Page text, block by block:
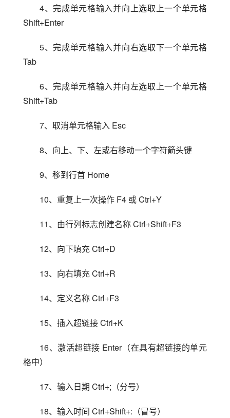
4、完成单元格输入并向上选取上一个单元格
Shift+Enter
5、完成单元格输入并向右选取下一个单元格
Tab
6、完成单元格输入并向左选取上一个单元格
Shift+Tab
7、取消单元格输入 Esc
8、向上、下、左或右移动一个字符箭头键
9、移到行首 Home
10、重复上一次操作 F4 或 Ctrl+Y
11、由行列标志创建名称 Ctrl+Shift+F3
12、向下填充 Ctrl+D
13、向右填充 Ctrl+R
14、定义名称 Ctrl+F3
15、插入超链接 Ctrl+K
16、激活超链接 Enter（在具有超链接的单元
格中）
17、输入日期 Ctrl+;（分号）
18、输入时间 Ctrl+Shift+:（冒号）